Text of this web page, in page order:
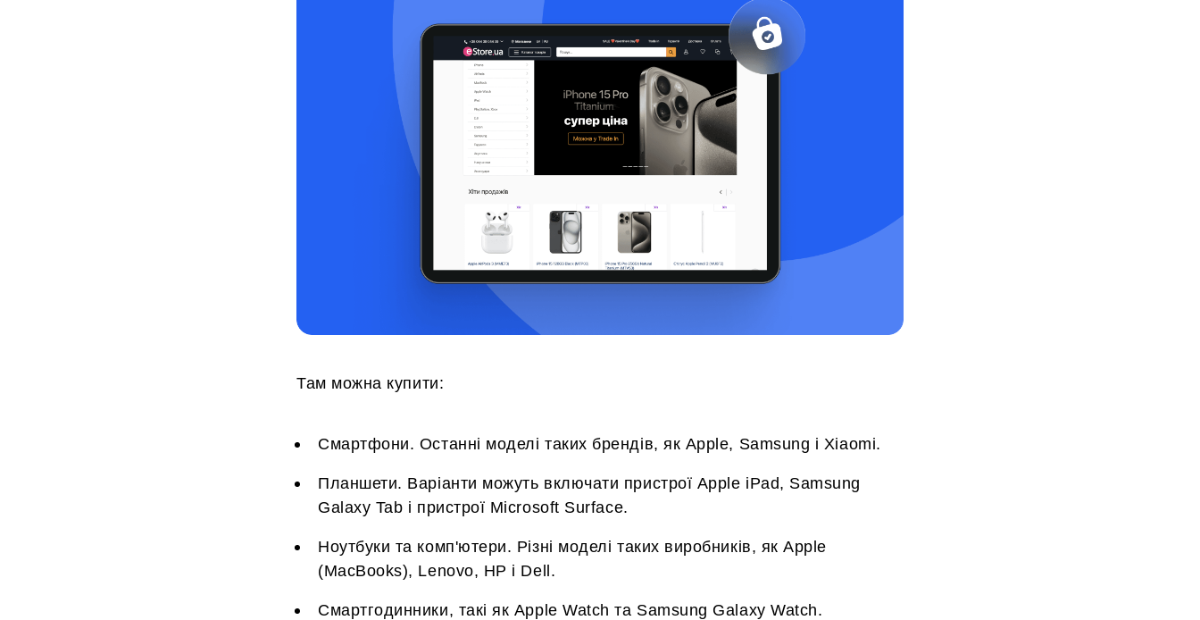
Там можна купити:
Смартфони. Останні моделі таких брендів, як Apple, Samsung і Xiaomi.
Планшети. Варіанти можуть включати пристрої Apple iPad, Samsung
Galaxy Tab і пристрої Microsoft Surface.
Ноутбуки та комп'ютери. Різні моделі таких виробників, як Apple
(MacBooks), Lenovo, HP і Dell.
Смартгодинники, такі як Apple Watch та Samsung Galaxy Watch.